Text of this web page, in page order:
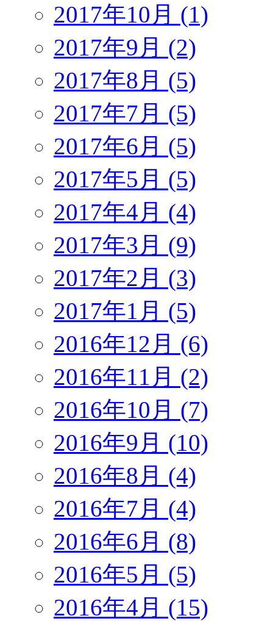
2017年10月 (1)
2017年9月 (2)
2017年8月 (5)
2017年7月 (5)
2017年6月 (5)
2017年5月 (5)
2017年4月 (4)
2017年3月 (9)
2017年2月 (3)
2017年1月 (5)
2016年12月 (6)
2016年11月 (2)
2016年10月 (7)
2016年9月 (10)
2016年8月 (4)
2016年7月 (4)
2016年6月 (8)
2016年5月 (5)
2016年4月 (15)